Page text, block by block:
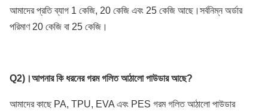
আমাদের প্রতি ব্যাগ 1 কেজি, 20 কেজি এবং 25 কেজি আছে।সর্বনিম্ন অর্ডার
পরিমাণ 20 কেজি বা 25 কেজি।
Q2)।আপনার কি ধরনের গরম গলিত আঠালো পাউডার আছে?
আমাদের কাছে PA, TPU, EVA এবং PES গরম গলিত আঠালো পাউডার